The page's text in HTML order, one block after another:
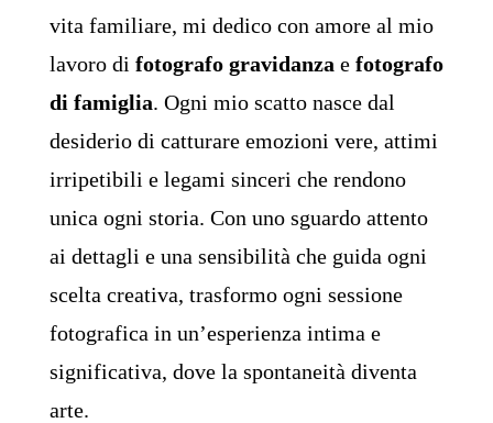
vita familiare, mi dedico con amore al mio
lavoro di fotografo gravidanza e fotografo
di famiglia. Ogni mio scatto nasce dal
desiderio di catturare emozioni vere, attimi
irripetibili e legami sinceri che rendono
unica ogni storia. Con uno sguardo attento
ai dettagli e una sensibilità che guida ogni
scelta creativa, trasformo ogni sessione
fotografica in un’esperienza intima e
significativa, dove la spontaneità diventa
arte.